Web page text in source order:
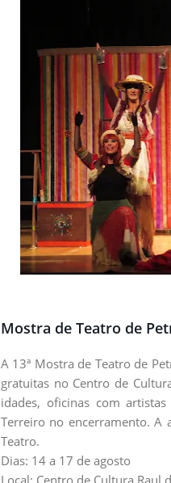
Mostra de Teatro de
A 13ª Mostra de Teatro de
gratuitas no Centro de
idades, oficinas com
Terreiro no encerramento. A
Teatro.
Dias: 14 a 17 de agosto